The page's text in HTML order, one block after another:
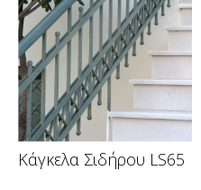
Κάγκελα Σιδήρου LS65